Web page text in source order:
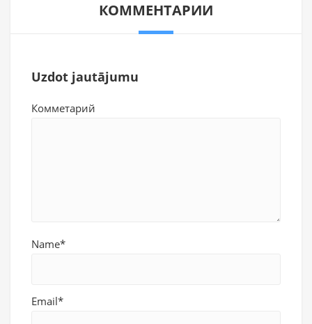
КОММЕНТАРИИ
Uzdot jautājumu
Комметарий
Name*
Email*